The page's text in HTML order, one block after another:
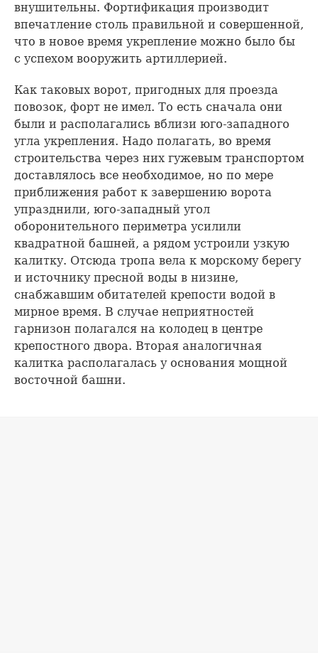
внушительны. Фортификация производит
впечатление столь правильной и совершенной,
что в новое время укрепление можно было бы
с успехом вооружить артиллерией.
Как таковых ворот, пригодных для проезда
повозок, форт не имел. То есть сначала они
были и располагались вблизи юго-западного
угла укрепления. Надо полагать, во время
строительства через них гужевым транспортом
доставлялось все необходимое, но по мере
приближения работ к завершению ворота
упразднили, юго-западный угол
оборонительного периметра усилили
квадратной башней, а рядом устроили узкую
калитку. Отсюда тропа вела к морскому берегу
и источнику пресной воды в низине,
снабжавшим обитателей крепости водой в
мирное время. В случае неприятностей
гарнизон полагался на колодец в центре
крепостного двора. Вторая аналогичная
калитка располагалась у основания мощной
восточной башни.